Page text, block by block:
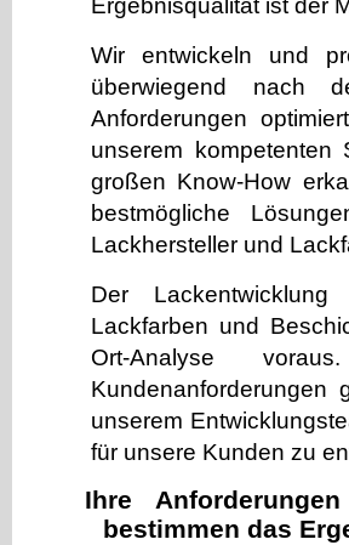
Wir entwickeln und
überwiegend nach
Anforderungen
unserem
großen Know-How
bestmögliche
Lackhersteller und
Der
Lackfarben und
Ort-Analyse
unserem
für unsere Kunden zu
Ihre
bestimmen das